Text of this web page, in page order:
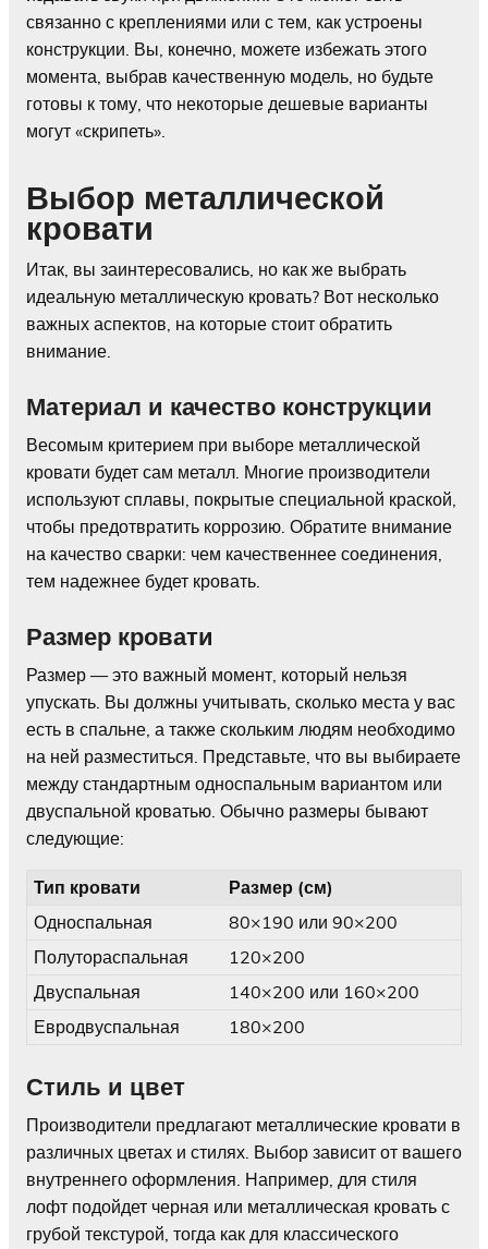
связанно с креплениями или с тем, как устроены
конструкции. Вы, конечно, можете избежать этого
момента, выбрав качественную модель, но будьте
готовы к тому, что некоторые дешевые варианты
могут «скрипеть».
Выбор металлической
кровати
Итак, вы заинтересовались, но как же выбрать
идеальную металлическую кровать? Вот несколько
важных аспектов, на которые стоит обратить
внимание.
Материал и качество конструкции
Весомым критерием при выборе металлической
кровати будет сам металл. Многие производители
используют сплавы, покрытые специальной краской,
чтобы предотвратить коррозию. Обратите внимание
на качество сварки: чем качественнее соединения,
тем надежнее будет кровать.
Размер кровати
Размер — это важный момент, который нельзя
упускать. Вы должны учитывать, сколько места у вас
есть в спальне, а также скольким людям необходимо
на ней разместиться. Представьте, что вы выбираете
между стандартным односпальным вариантом или
двуспальной кроватью. Обычно размеры бывают
следующие:
Тип кровати
Размер (см)
Односпальная
80×190 или 90×200
Полутораспальная
120×200
Двуспальная
140×200 или 160×200
Евродвуспальная
180×200
Стиль и цвет
Производители предлагают металлические кровати в
различных цветах и стилях. Выбор зависит от вашего
внутреннего оформления. Например, для стиля
лофт подойдет черная или металлическая кровать с
грубой текстурой, тогда как для классического